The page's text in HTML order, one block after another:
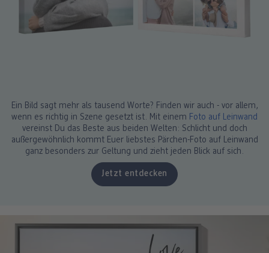
Ein Bild sagt mehr als tausend Worte? Finden wir auch - vor allem,
wenn es richtig in Szene gesetzt ist. Mit einem Foto auf Leinwand
vereinst Du das Beste aus beiden Welten: Schlicht und doch
außergewöhnlich kommt Euer liebstes Pärchen-Foto auf Leinwand
ganz besonders zur Geltung und zieht jeden Blick auf sich.
Jetzt entdecken